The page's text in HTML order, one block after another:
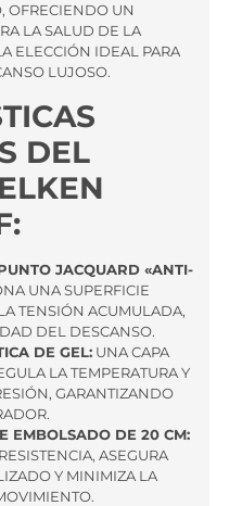
OFRECIENDO UN
LA SALUD DE LA
ELECCIÓN IDEAL PARA
LUJOSO.
DEL
JACQUARD «ANTI-
UNA SUPERFICIE
TENSIÓN ACUMULADA,
DEL DESCANSO.
DE GEL: UNA CAPA
LA TEMPERATURA Y
GARANTIZANDO
EMBOLSADO DE 20 CM:
ASEGURA
Y MINIMIZA LA